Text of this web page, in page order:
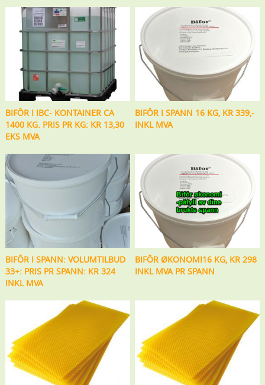
BIFÔR I IBC- KONTAINER CA
1400 KG. PRIS PR KG: KR 13,30
EKS MVA
BIFÔR I SPANN 16 KG, KR 339,-
INKL MVA
BIFÔR I SPANN: VOLUMTILBUD
33+: PRIS PR SPANN: KR 324
INKL MVA
BIFÔR ØKONOMI16 KG, KR 298
INKL MVA PR SPANN